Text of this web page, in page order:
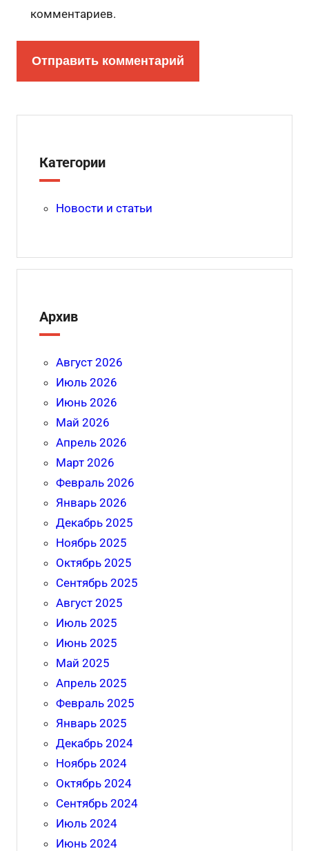
комментариев.
Категории
Новости и статьи
Архив
Август 2026
Июль 2026
Июнь 2026
Май 2026
Апрель 2026
Март 2026
Февраль 2026
Январь 2026
Декабрь 2025
Ноябрь 2025
Октябрь 2025
Сентябрь 2025
Август 2025
Июль 2025
Июнь 2025
Май 2025
Апрель 2025
Февраль 2025
Январь 2025
Декабрь 2024
Ноябрь 2024
Октябрь 2024
Сентябрь 2024
Июль 2024
Июнь 2024